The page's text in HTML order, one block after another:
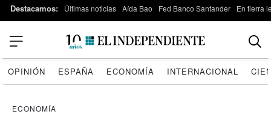
Destacamos: Últimas noticias Aída Bao Fed Banco Santander En tierra
OPINIÓN ESPAÑA ECONOMÍA INTERNACIONAL
ECONOMÍA